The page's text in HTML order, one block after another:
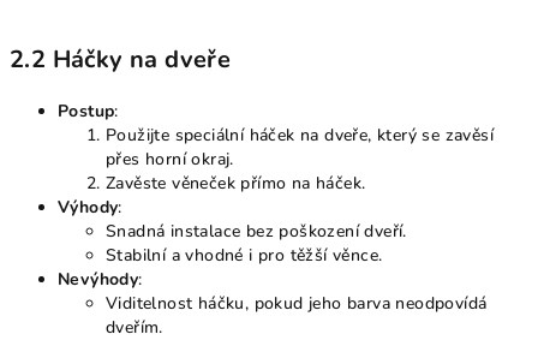
2.2 Háčky na dveře
Postup:
Použijte speciální háček na dveře, který se zavěsí
přes horní okraj.
Zavěste věneček přímo na háček.
Výhody:
Snadná instalace bez poškození dveří.
Stabilní a vhodné i pro těžší věnce.
Nevýhody:
Viditelnost háčku, pokud jeho barva neodpovídá
dveřím.